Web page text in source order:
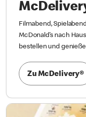
Filmabend,
McDonald’s nach
bestellen und
Zu McDelivery®